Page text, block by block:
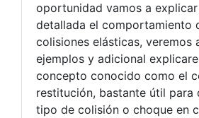
oportunidad vamos a
detallada el comportamiento
colisiones elásticas, veremos
ejemplos y adicional
concepto conocido como el
restitución, bastante útil para
tipo de colisión o choque en